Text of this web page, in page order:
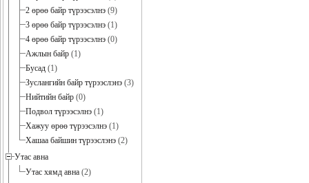
2 өрөө байр түрээсэлнэ (9)
3 өрөө байр түрээсэлнэ (1)
4 өрөө байр түрээсэлнэ (0)
Ажлын байр (1)
Бусад (1)
Зуслангийн байр түрээслэнэ (3)
Нийтийн байр (0)
Подвол түрээсэлнэ (1)
Хажуу өрөө түрээсэлнэ (1)
Хашаа байшин түрээслэнэ (2)
Утас авна
Утас хямд авна (2)